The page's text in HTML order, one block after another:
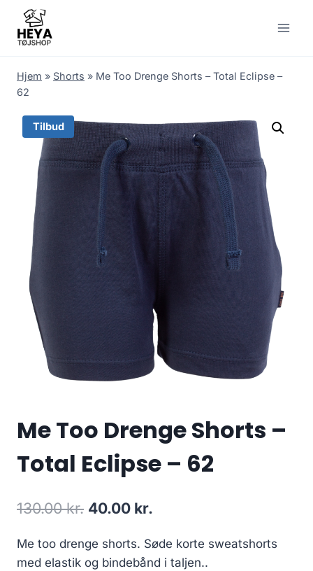
content
Hjem » Shorts » Me Too Drenge Shorts – Total Eclipse –
62
Tilbud
Me Too Drenge Shorts –
Total Eclipse – 62
130.00kr. Original
was:
40.00 kr.
is:
Me too drenge shorts. Søde korte sweatshorts
med elastik og bindebånd i taljen..